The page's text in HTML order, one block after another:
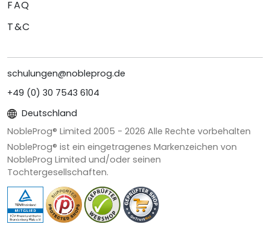
FAQ
T&C
schulungen@nobleprog.de
+49 (0) 30 7543 6104
Deutschland
NobleProg® Limited 2005 - 2026 Alle Rechte vorbehalten
NobleProg® ist ein eingetragenes Markenzeichen von
NobleProg Limited und/oder seinen
Tochtergesellschaften.